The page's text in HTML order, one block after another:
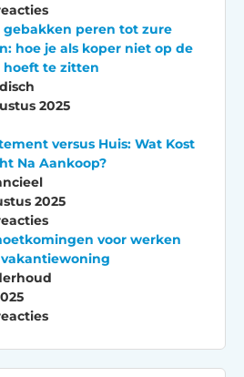
gebakken peren tot zure
hoe je als koper niet op de
hoeft te zitten
2025
versus Huis: Wat Kost
Na Aankoop?
2025
voor werken